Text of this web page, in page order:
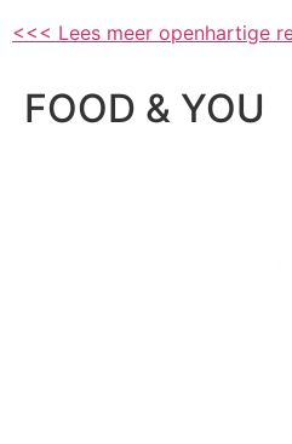
<<< Lees meer openhartige
FOOD & YOU